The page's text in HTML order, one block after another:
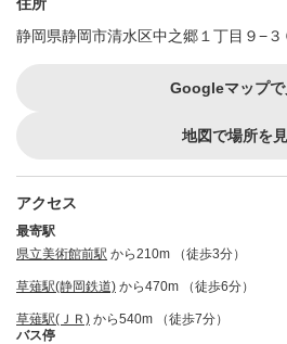
静岡県静岡市清水区中之郷１丁目９−３
Googleマップで
地図で場所を
アクセス
最寄駅
県立美術館前駅 から210m （徒歩3分）
草薙駅(静岡鉄道) から470m （徒歩6分）
草薙駅(ＪＲ) から540m （徒歩7分）
バス停